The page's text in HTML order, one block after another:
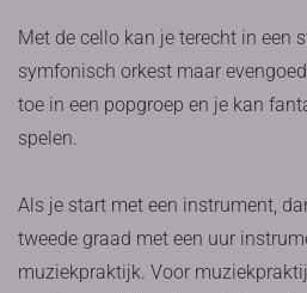
Met de cello kan je terecht in een
symfonisch orkest maar
toe in een popgroep en je kan
spelen.
Als je start met een instrument,
tweede graad met een uur
muziekpraktijk. Voor